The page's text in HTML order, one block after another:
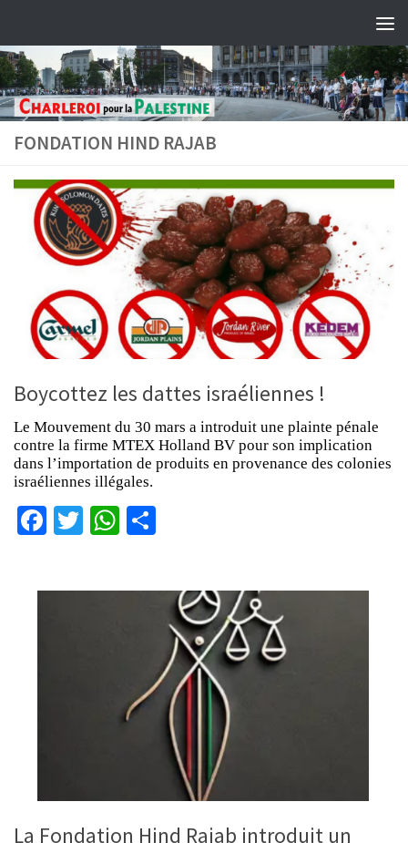
FONDATION HIND RAJAB
Boycottez les dattes israéliennes !
Le Mouvement du 30 mars a introduit une plainte pénale
contre la firme MTEX Holland BV pour son implication
dans l’importation de produits en provenance des colonies
israéliennes illégales.
Facebook
TwitterWhatsApp
La Fondation Hind Rajab introduit un